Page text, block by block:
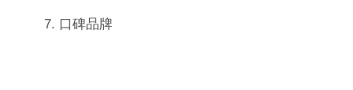
7. 口碑品牌